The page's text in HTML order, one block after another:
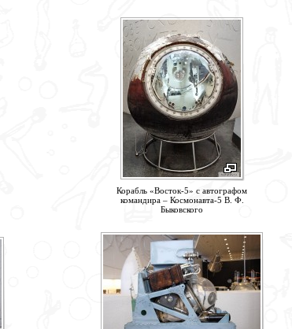
Корабль «Восток-5» с автографом
командира – Космонавта-5 В. Ф.
Быковского